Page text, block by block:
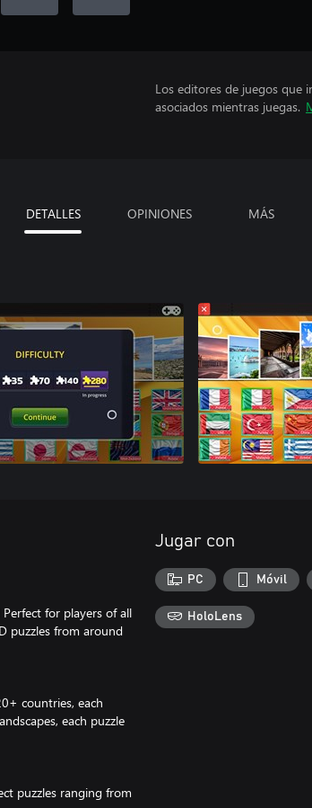
Los editores de juegos que
asociados mientras juegas.
DETALLES OPINIONES MÁS
for players of all
puzzles from around
countries, each
each puzzle
puzzles ranging from
Jugar con
PC Móvil
HoloLens